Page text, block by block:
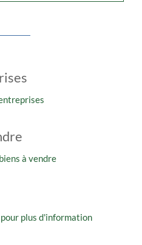
à vendre
plus d'information